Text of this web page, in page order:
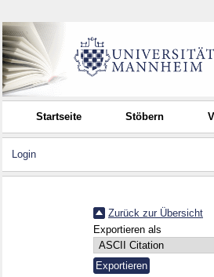
Startseite Stöbern
Login
Zurück zur Übersicht
Exportieren als